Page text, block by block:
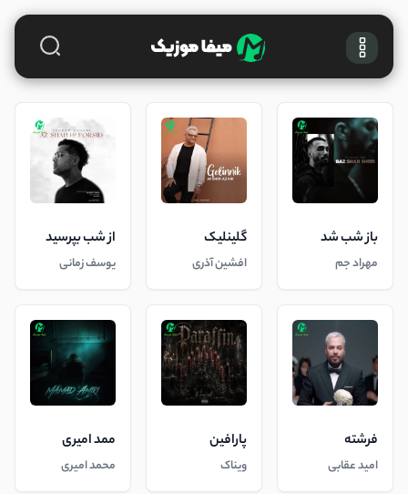
باز شب شد
مهراد جم
گلینلیک
افشین آذری
از شب بپرسید
یوسف زمانی
فرشته
امید عقابی
پارافین
ویناک
ممد امیری
محمد امیری